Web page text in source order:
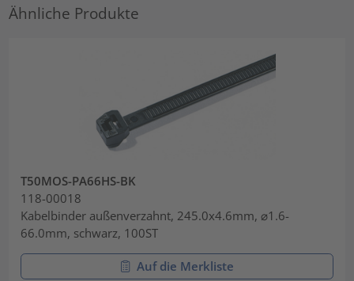
Ähnliche Produkte
T50MOS-PA66HS-BK
118-00018
Kabelbinder außenverzahnt, 245.0x4.6mm, ⌀1.6-
66.0mm, schwarz, 100ST
Auf die Merkliste